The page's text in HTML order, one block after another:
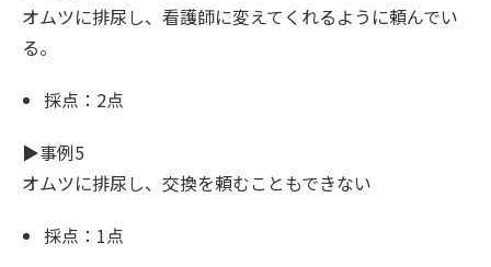
オムツに排尿し、看護師に変えてくれるように頼んでい
る。
採点：2点
▶︎事例5
オムツに排尿し、交換を頼むこともできない
採点：1点